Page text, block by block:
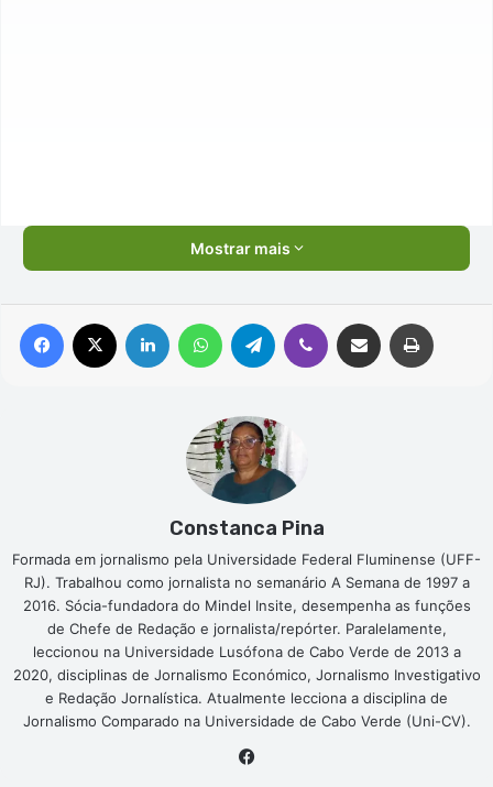
Mostrar mais
Facebook Linkedin WhatsAppTelegram Viber Compartilhar via e-mail
Constanca Pina
Formada em jornalismo pela Universidade Federal Fluminense (UFF-
RJ). Trabalhou como jornalista no semanário A Semana de 1997 a
2016. Sócia-fundadora do Mindel Insite, desempenha as funções
de Chefe de Redação e jornalista/repórter. Paralelamente,
leccionou na Universidade Lusófona de Cabo Verde de 2013 a
2020, disciplinas de Jornalismo Económico, Jornalismo Investigativo
e Redação Jornalística. Atualmente lecciona a disciplina de
Jornalismo Comparado na Universidade de Cabo Verde (Uni-CV).